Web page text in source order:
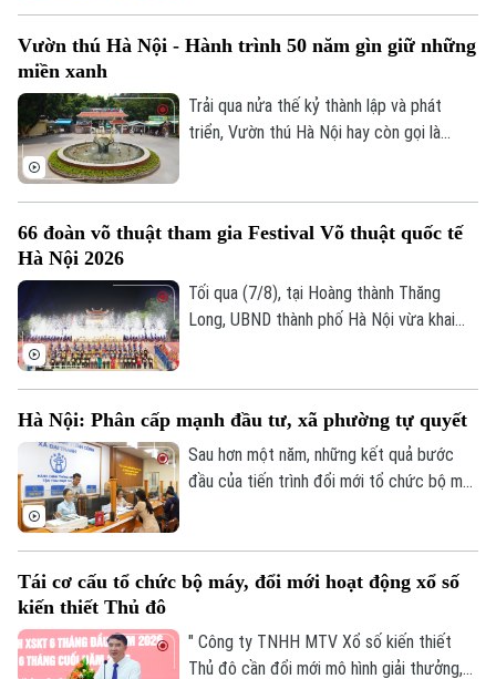
Chuyên mục
Thời sự
Hà Nội
Chính trị
Hà Nội
Nhịp sống Hà Nội
UBND thành phố Hà Nội Nguyễn Xuân Lưu
viên Xổ số kiến thiết Thủ đô tại hội nghị
triển khai nhiệm vụ 6 tháng cuối năm
Vườn thú Hà Nội - Hành trình 50 năm gìn giữ những
miền xanh
Trải qua nửa thế kỷ thành lập và phát
triển, Vườn thú Hà Nội hay còn gọi là
với nhiều thế hệ người dân Thủ đô.
66 đoàn võ thuật tham gia Festival Võ thuật quốc tế
Hà Nội 2026
Tối qua (7/8), tại Hoàng thành Thăng
Long, UBND thành phố Hà Nội vừa khai
Hà Nội: Phân cấp mạnh đầu tư, xã phường tự quyết
Sau hơn một năm, những kết quả bước
đầu của tiến trình đổi mới tổ chức bộ máy
tổ chức, mà là bước chuyển căn bản tổ
trúc mô hình quản trị của thành phố Hà
Nội.
Tái cơ cấu tổ chức bộ máy, đổi mới hoạt động xổ số
kiến thiết Thủ đô
" Công ty TNHH MTV Xổ số kiến thiết
Thủ đô cần đổi mới mô hình giải thưởng,